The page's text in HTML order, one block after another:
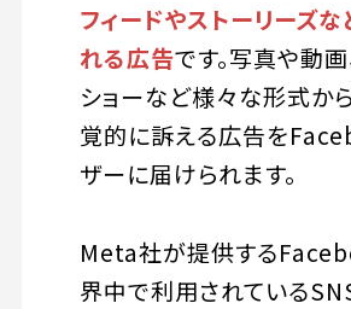
フィードやストーリーズ
れる広告です。写真や動画
ショーなど様々な形式か
覚的に訴える広告を
ザーに届けられます。
Meta社が提供する
界中で利用されている